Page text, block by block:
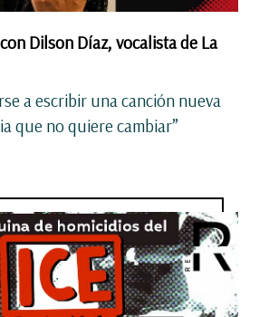
Dilson Díaz, vocalista de La
a escribir una canción nueva
que no quiere cambiar”